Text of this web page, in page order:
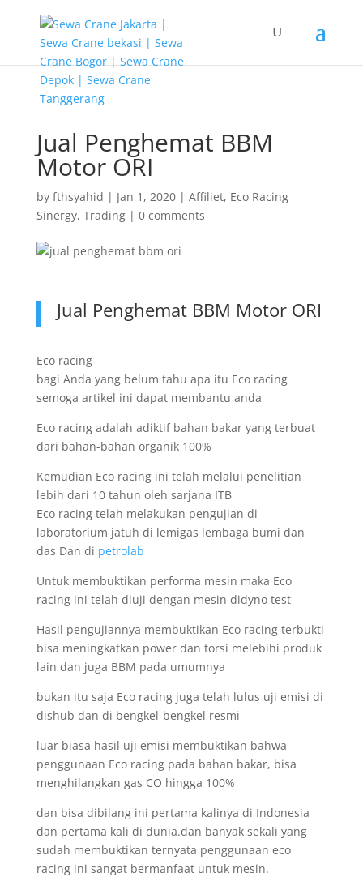
Jual Penghemat BBM
Motor ORI
by fthsyahid | Jan 1, 2020| Affiliet, Eco Racing
Sinergy, Trading| 0 comments
Jual Penghemat BBM Motor ORI
Eco racing
bagi Anda yang belum tahu apa itu Eco racing
semoga artikel ini dapat membantu anda
Eco racing adalah adiktif bahan bakar yang terbuat
dari bahan-bahan organik 100%
Kemudian Eco racing ini telah melalui penelitian
lebih dari 10 tahun oleh sarjana ITB
Eco racing telah melakukan pengujian di
laboratorium jatuh di lemigas lembaga bumi dan
das Dan di petrolab
Untuk membuktikan performa mesin maka Eco
racing ini telah diuji dengan mesin didyno test
Hasil pengujiannya membuktikan Eco racing terbukti
bisa meningkatkan power dan torsi melebihi produk
lain dan juga BBM pada umumnya
bukan itu saja Eco racing juga telah lulus uji emisi di
dishub dan di bengkel-bengkel resmi
luar biasa hasil uji emisi membuktikan bahwa
penggunaan Eco racing pada bahan bakar, bisa
menghilangkan gas CO hingga 100%
dan bisa dibilang ini pertama kalinya di Indonesia
dan pertama kali di dunia.dan banyak sekali yang
sudah membuktikan ternyata penggunaan eco
racing ini sangat bermanfaat untuk mesin.